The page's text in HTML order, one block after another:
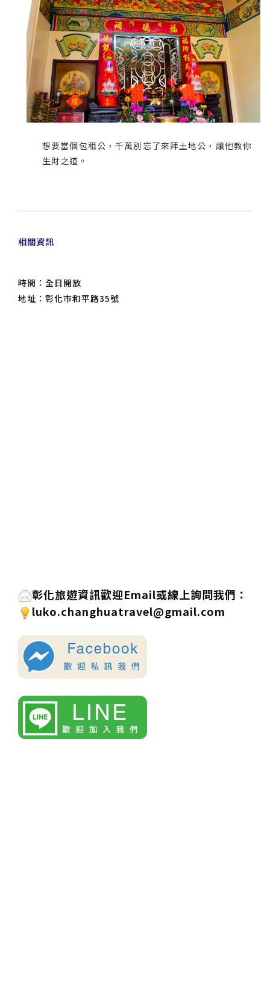
想要當個包租公，千萬別忘了來拜土地公，讓他教你
生財之道。
相關資訊
時間：全日開放
地址：彰化市和平路35號
彰化旅遊資訊歡迎Email或線上詢問我們 ：
luko.changhuatravel@gmail.com